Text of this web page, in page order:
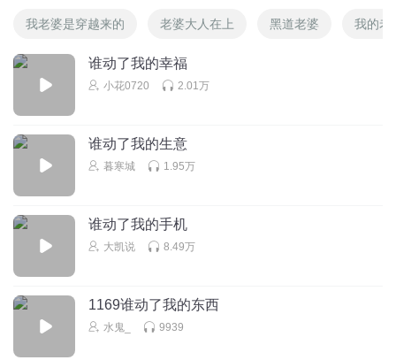
我老婆是穿越来的 老婆大人在上 黑道老婆 我的老
谁动了我的幸福
小花0720 2.01万
谁动了我的生意
暮寒城 1.95万
谁动了我的手机
大凯说 8.49万
1169谁动了我的东西
水鬼_ 9939